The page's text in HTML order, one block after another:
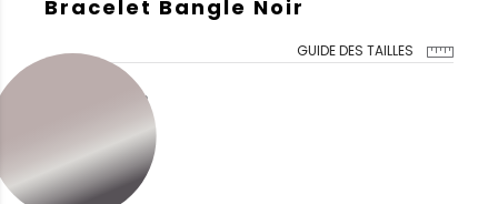
Bracelet Bangle Noir
GUIDE DES TAILLES
COULEUR DE L'OR